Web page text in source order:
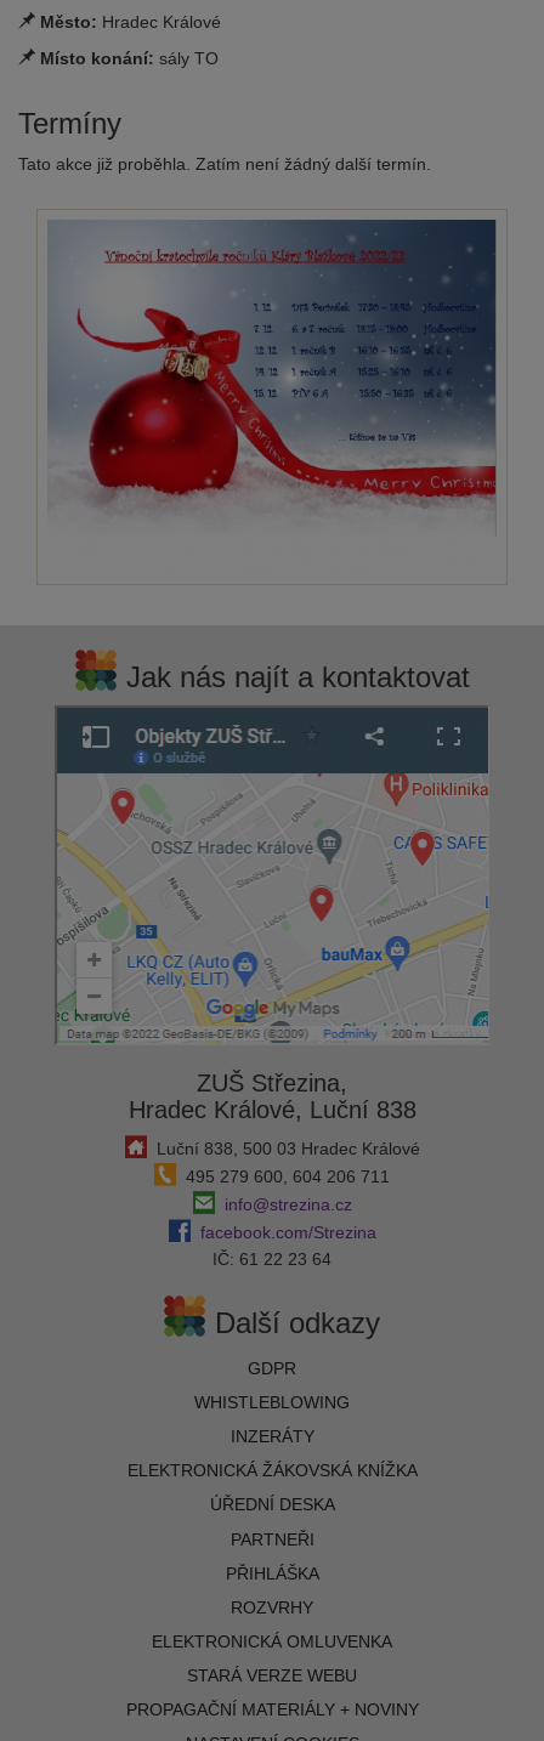
Město: Hradec Králové
Místo konání: sály TO
Termíny
Tato akce již proběhla. Zatím není žádný další termín.
Jak nás najít a kontaktovat
ZUŠ Střezina,
Hradec Králové, Luční 838
Luční 838, 500 03 Hradec Králové
495 279 600, 604 206 711
info@strezina.cz
facebook.com/Strezina
IČ: 61 22 23 64
Další odkazy
GDPR
WHISTLEBLOWING
INZERÁTY
ELEKTRONICKÁ ŽÁKOVSKÁ KNÍŽKA
ÚŘEDNÍ DESKA
PARTNEŘI
PŘIHLÁŠKA
ROZVRHY
ELEKTRONICKÁ OMLUVENKA
STARÁ VERZE WEBU
PROPAGAČNÍ MATERIÁLY + NOVINY